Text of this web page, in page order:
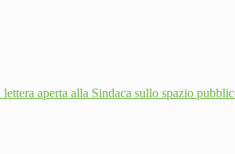
aperta alla Sindaca sullo spazio